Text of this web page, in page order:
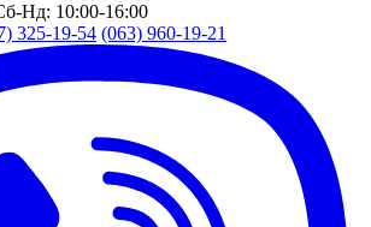
Нд: 10:00-16:00
325-19-54 (063) 960-19-21